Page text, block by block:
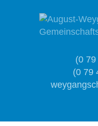
(0
(0 79